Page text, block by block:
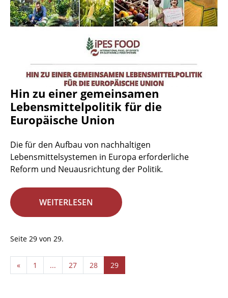
Hin zu einer gemeinsamen
Lebensmittelpolitik für die
Europäische Union
Die für den Aufbau von nachhaltigen
Lebensmittelsystemen in Europa erforderliche
Reform und Neuausrichtung der Politik.
WEITERLESEN
Seite 29 von 29.
« 1 ... 27 28 29